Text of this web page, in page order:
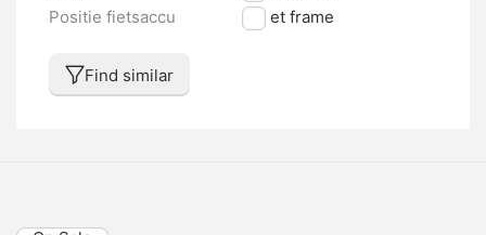
Positie fietsaccu
In het frame
Find similar